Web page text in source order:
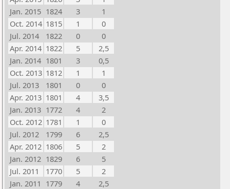
Jan. 2015 1824 3
1
Oct. 2014 1815 1
0
Jul. 2014
1822 0
0
Apr. 2014 1822 5
2,5
Jan. 2014 1801 3
0,5
Oct. 2013 1812 1
1
Jul. 2013
1801 0
0
Apr. 2013 1801 4
3,5
Jan. 2013 1772 4
2
Oct. 2012 1781 1
0
Jul. 2012
1799 6
2,5
Apr. 2012 1806 5
2
Jan. 2012 1829 6
5
Jul. 2011
1770 5
2
Jan. 2011 1779 4
2,5